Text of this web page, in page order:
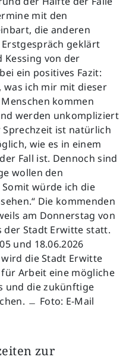
mit den
die anderen
geklärt
Kessing von der
ein positives Fazit:
was ich mir mit dieser
kommen
werden unkompliziert
ist natürlich
wie es in einem
Fall ist. Dennoch sind
wollen den
würde ich die
Die kommenden
am Donnerstag von
der Stadt Erwitte statt.
und 18.06.2026
die Stadt Erwitte
Arbeit eine mögliche
und die zukünftige
﹘ Foto: E-Mail
zur